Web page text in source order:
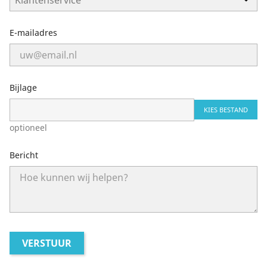
E-mailadres
Bijlage
KIES BESTAND
optioneel
Bericht